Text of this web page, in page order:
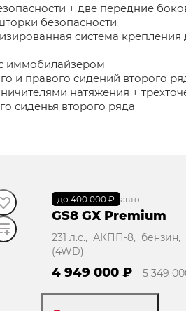
+ две передние
безопасности
система крепления
иммобилайзером
и правого сидений второго
натяжения +
сиденья второго ряда
до 400 000 ₽
В наличии· авто
GS8 GX Premium
231 л.с., АКПП-8,
(4WD)
4 949 000 ₽ 5 349